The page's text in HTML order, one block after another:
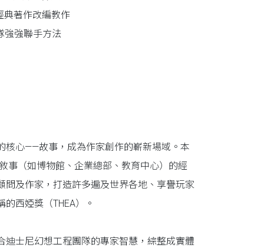
典著作改編教作
強強聯手方法
核心——故事，成為作家創作的嶄新場域。本
事（如博物館、企業總部、教育中心）的經
及作家，打造許多遍及世界各地、享譽玩家
西婭獎（THEA）。
士尼幻想工程團隊的專家智慧，綜整成實體